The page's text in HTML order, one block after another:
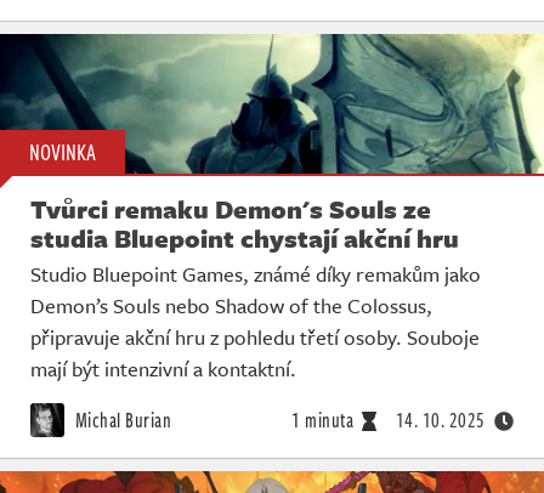
NOVINKA
Tvůrci remaku Demon's Souls ze
studia Bluepoint chystají akční hru
Studio Bluepoint Games, známé díky remakům jako
Demon’s Souls nebo Shadow of the Colossus,
připravuje akční hru z pohledu třetí osoby. Souboje
mají být intenzivní a kontaktní.
Michal Burian 1 minuta 14. 10. 2025